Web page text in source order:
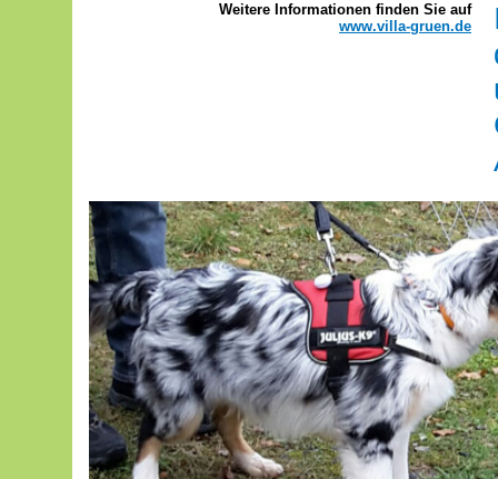
Weitere Informationen finden Sie auf
www.villa-gruen.de